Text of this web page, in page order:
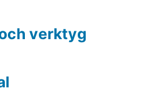
verktyg